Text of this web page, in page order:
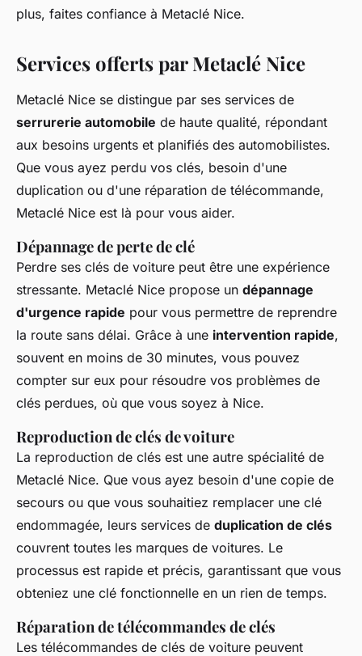
plus, faites confiance à Metaclé Nice.
Services offerts par Metaclé Nice
Metaclé Nice se distingue par ses services de
serrurerie automobile de haute qualité, répondant
aux besoins urgents et planifiés des automobilistes.
Que vous ayez perdu vos clés, besoin d'une
duplication ou d'une réparation de télécommande,
Metaclé Nice est là pour vous aider.
Dépannage de perte de clé
Perdre ses clés de voiture peut être une expérience
stressante. Metaclé Nice propose un dépannage
d'urgence rapide pour vous permettre de reprendre
la route sans délai. Grâce à une intervention rapide,
souvent en moins de 30 minutes, vous pouvez
compter sur eux pour résoudre vos problèmes de
clés perdues, où que vous soyez à Nice.
Reproduction de clés de voiture
La reproduction de clés est une autre spécialité de
Metaclé Nice. Que vous ayez besoin d'une copie de
secours ou que vous souhaitiez remplacer une clé
endommagée, leurs services de duplication de clés
couvrent toutes les marques de voitures. Le
processus est rapide et précis, garantissant que vous
obteniez une clé fonctionnelle en un rien de temps.
Réparation de télécommandes de clés
Les télécommandes de clés de voiture peuvent